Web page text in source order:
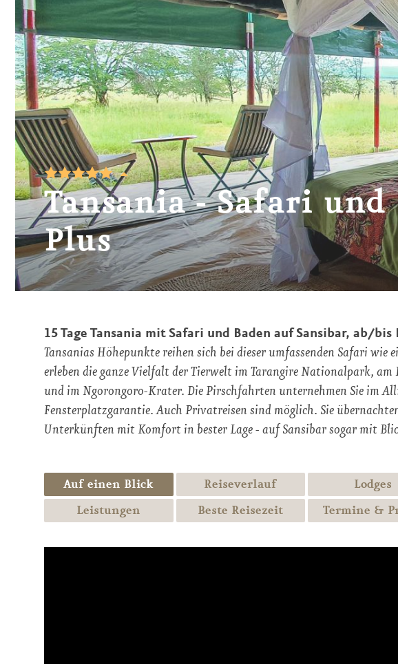
Tansania - Safari und
Plus
15 Tage Tansania mit Safari und Baden auf Sansibar, ab/
Tansanias Höhepunkte reihen sich bei dieser umfassenden Safari wie
erleben die ganze Vielfalt der Tierwelt im Tarangire Nationalpark, am
und im Ngorongoro-Krater. Die Pirschfahrten unternehmen Sie im
Fensterplatzgarantie. Auch Privatreisen sind möglich. Sie
Unterkünften mit Komfort in bester Lage - auf Sansibar sogar mit
Auf einen Blick Reiseverlauf Lodges
Leistungen
Beste Reisezeit Termine &